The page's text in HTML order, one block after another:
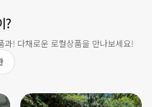
?
과! 다채로운 로컬상품을 만나보세요!